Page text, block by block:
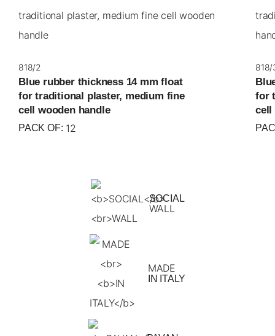
818/2
Blue rubber thickness 14 mm float
for traditional plaster, medium fine
cell wooden handle
PACK OF: 12
818/
for
cell
SOCIAL
WALL
MADE
IN ITALY